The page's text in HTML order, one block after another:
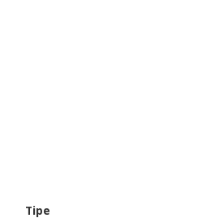
Tipe